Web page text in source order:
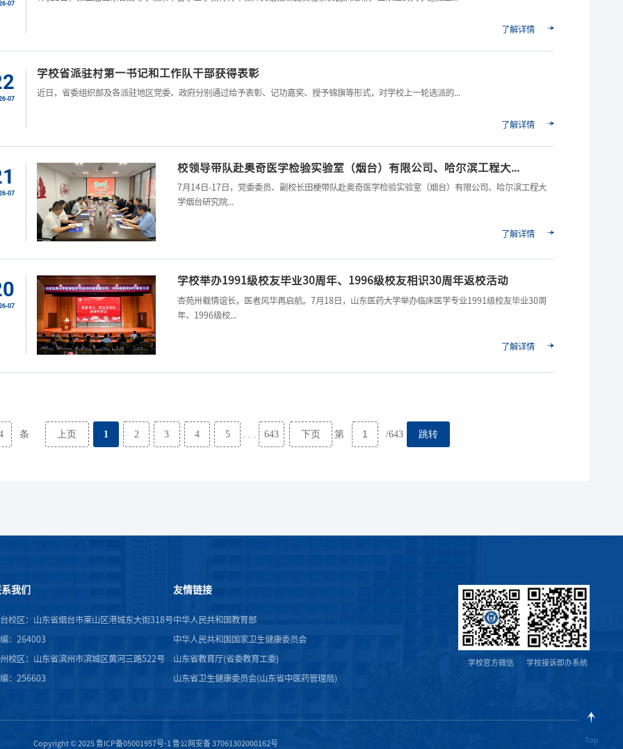
07
了解详情
07
学校省派驻村第一书记和工作队干部获得表彰
近日，省委组织部及各派驻地区党委、政府分别通过给予表彰、记功嘉奖、授予锦旗等形式，对学校上一轮选派的...
了解详情
07
校领导带队赴奥奇医学检验实验室（烟台）有限公司、哈尔滨工程大...
7月14日-17日，党委委员、副校长田梗带队赴奥奇医学检验实验室（烟台）有限公司、哈尔滨工程大
学烟台研究院...
了解详情
07
学校举办1991级校友毕业30周年、1996级校友相识30周年返校活动
杏苑卅载情谊长，医者风华再启航。7月18日，山东医药大学举办临床医学专业1991级校友毕业30周
年、1996级校...
了解详情
条 上页 1 2 3 4 5 . . . 643 下页 第 /643 跳转
我们
校区：山东省烟台市莱山区港城东大街318号
：264003
校区：山东省滨州市滨城区黄河三路522号
：256603
友情链接
中华人民共和国教育部
中华人民共和国国家卫生健康委员会
山东省教育厅(省委教育工委)
山东省卫生健康委员会(山东省中医药管理局)
学校官方微信 学校接诉即办系统
Copyright © 2025 鲁ICP备05001957号-1 鲁公网安备 37061302000162号
Top